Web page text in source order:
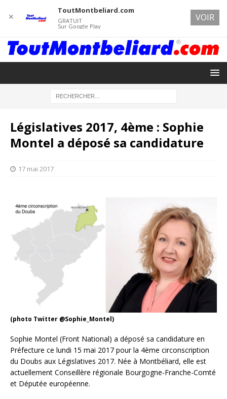
Législatives 2017, 4ème : Sophie
Montel a déposé sa candidature
17 mai 2017
(photo Twitter @Sophie_Montel)
Sophie Montel (Front National) a déposé sa candidature en
Préfecture ce lundi 15 mai 2017 pour la 4ème circonscription
du Doubs aux Législatives 2017. Née à Montbéliard, elle est
actuellement Conseillère régionale Bourgogne-Franche-Comté
et Députée européenne.
✕
ToutMontbeliard.com
GRATUIT
Sur Google Play
VOIR